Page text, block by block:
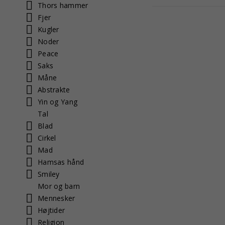
Thors hammer
Fjer
Kugler
Noder
Peace
Saks
Måne
Abstrakte
Yin og Yang
Tal
Blad
Cirkel
Mad
Hamsas hånd
Smiley
Mor og barn
Mennesker
Højtider
Religion